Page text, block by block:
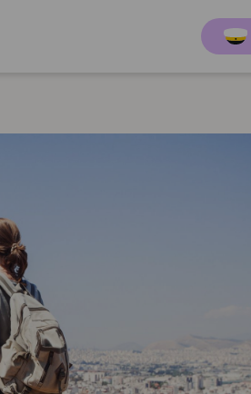
2021
Lukion pakettilisenssi